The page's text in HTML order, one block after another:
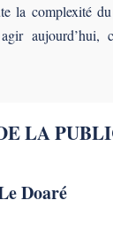
la complexité
aujourd’hui,
LA
Doaré